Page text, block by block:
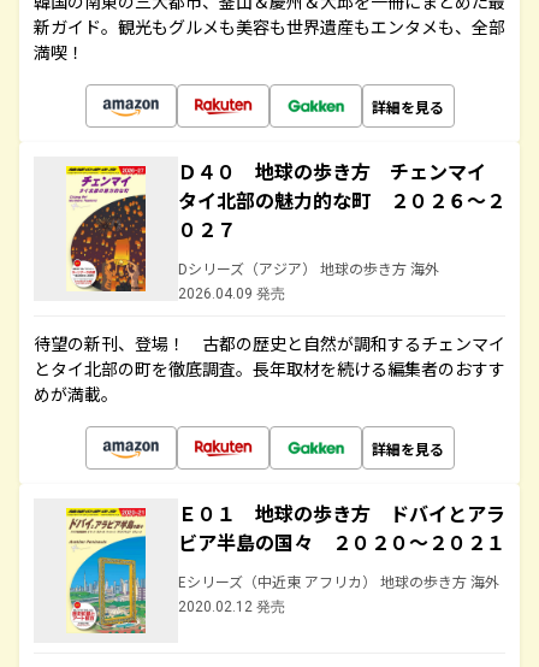
新ガイド。観光もグルメも美容も世界遺産もエンタメも、全部
満喫！
詳細を見る
Ｄ４０ 地球の歩き方 チェンマイ
タイ北部の魅力的な町 ２０２６～２
０２７
Dシリーズ（アジア） 地球の歩き方 海外
2026.04.09 発売
待望の新刊、登場！ 古都の歴史と自然が調和するチェンマイ
とタイ北部の町を徹底調査。長年取材を続ける編集者のおすす
めが満載。
詳細を見る
Ｅ０１ 地球の歩き方 ドバイとアラ
ビア半島の国々 ２０２０～２０２１
Eシリーズ（中近東 アフリカ） 地球の歩き方 海外
2020.02.12 発売